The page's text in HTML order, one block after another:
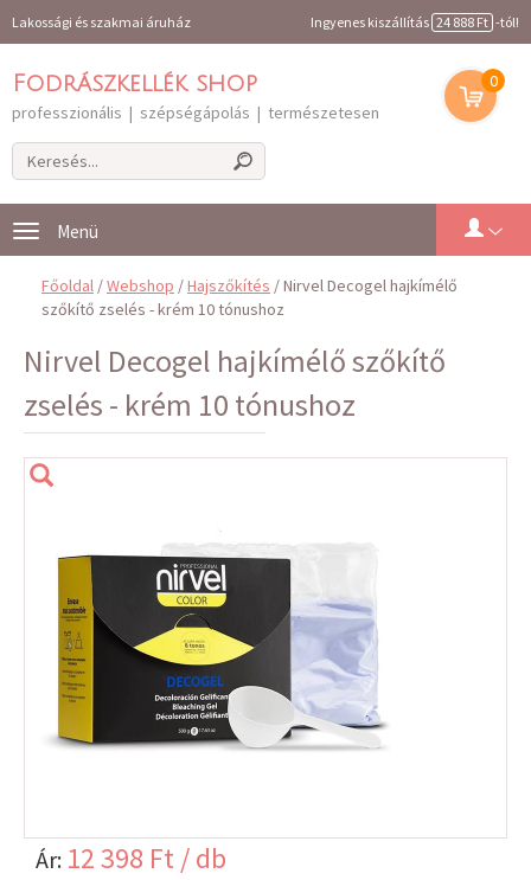
Lakossági és szakmai áruház Ingyenes kiszállítás 24 888 Ft -tól!
Fodrászkellék shop
professzionális | szépségápolás | természetesen
0
Toggle
navigation
Főoldal /Webshop /Hajszőkítés / Nirvel Decogel hajkímélő
szőkítő zselés - krém 10 tónushoz
Nirvel Decogel hajkímélő szőkítő
zselés - krém 10 tónushoz
Ár: 12 398 Ft / db